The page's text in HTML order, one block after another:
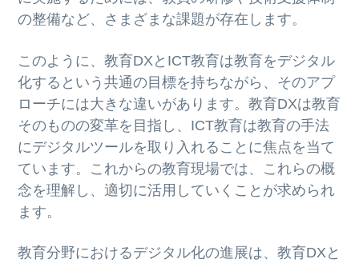
の整備など、さまざまな課題が存在します。
このように、教育DXとICT教育は教育をデジタル
化するという共通の目標を持ちながら、そのアプ
ローチには大きな違いがあります。教育DXは教育
そのものの変革を目指し、ICT教育は教育の手法
にデジタルツールを取り入れることに焦点を当て
ています。これからの教育現場では、これらの概
念を理解し、適切に活用していくことが求められ
ます。
教育分野におけるデジタル化の進展は、教育DXと